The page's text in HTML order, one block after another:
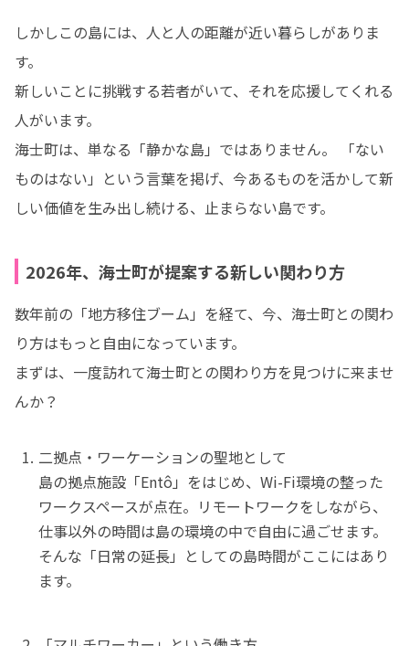
しかしこの島には、人と人の距離が近い暮らしがありま
す。
新しいことに挑戦する若者がいて、それを応援してくれる
人がいます。
海士町は、単なる「静かな島」ではありません。 「ない
ものはない」という言葉を掲げ、今あるものを活かして新
しい価値を生み出し続ける、止まらない島です。
2026年、海士町が提案する新しい関わり方
数年前の「地方移住ブーム」を経て、今、海士町との関わ
り方はもっと自由になっています。
まずは、一度訪れて海士町との関わり方を見つけに来ませ
んか？
二拠点・ワーケーションの聖地として
島の拠点施設「Entô」をはじめ、Wi-Fi環境の整った
ワークスペースが点在。リモートワークをしながら、
仕事以外の時間は島の環境の中で自由に過ごせます。
そんな「日常の延長」としての島時間がここにはあり
ます。